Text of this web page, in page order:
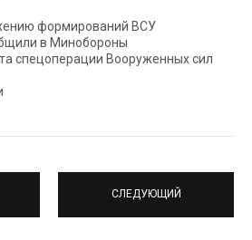
формирований ВСУ
в Минобороны
спецоперации Вооруженных сил
СЛЕДУЮЩИЙ